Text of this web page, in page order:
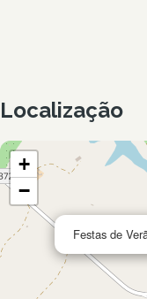
Localização
Festas de
+
−